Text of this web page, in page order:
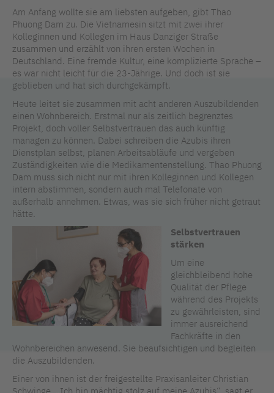
Am Anfang wollte sie am liebsten aufgeben, gibt Thao
Phuong Dam zu. Die Vietnamesin sitzt mit zwei ihrer
Kolleginnen und Kollegen im Haus Danziger Straße
zusammen und erzählt von ihren ersten Wochen in
Deutschland. Eine fremde Kultur, eine komplizierte Sprache –
es war nicht leicht für die 23-Jährige. Und doch ist sie
geblieben und hat sich durchgekämpft.
Heute leitet sie zusammen mit acht anderen Auszubildenden
einen Wohnbereich. Erstmal nur als zeitlich begrenztes
Projekt, doch voller Selbstvertrauen das auch künftig
managen zu können. Dabei schreiben die Azubis ihren
Dienstplan selbst, planen Arbeitsabläufe und vergeben
Zuständigkeiten wie die Medikamentenstellung. Thao Phuong
Dam muss sich nicht nur mit ihren Kolleginnen und Kollegen
intern abstimmen, sondern auch mal Telefonate von
außerhalb annehmen. Etwas, was sie sich früher nicht getraut
hätte.
Selbstvertrauen
stärken
Um eine
gleichbleibend hohe
Qualität der Pflege
während des Projekts
zu gewährleisten, sind
immer ausreichend
Fachkräfte in den
Wohnbereichen anwesend. Sie beaufsichtigen und begleiten
die Auszubildenden.
Einer von ihnen ist der freigestellte Praxisanleiter Christian